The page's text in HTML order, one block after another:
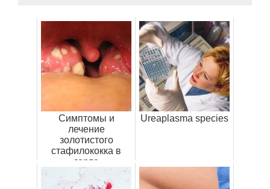
Симптомы и
лечение
золотистого
стафилококка в
горле
Ureaplasma species